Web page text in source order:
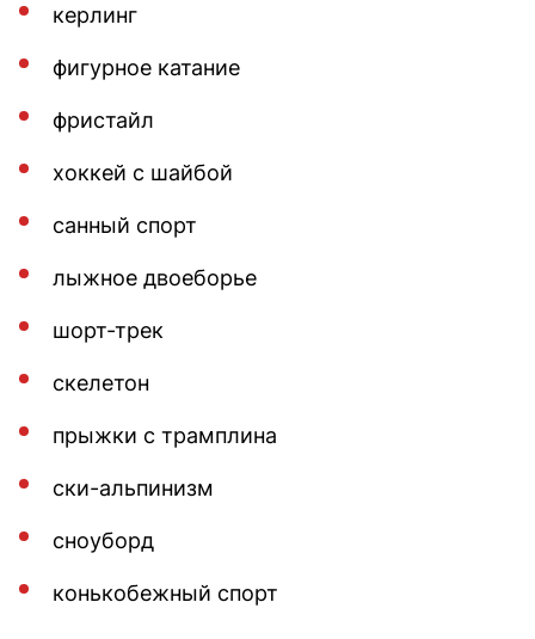
керлинг
фигурное катание
фристайл
хоккей с шайбой
санный спорт
лыжное двоеборье
шорт-трек
скелетон
прыжки с трамплина
ски-альпинизм
сноуборд
конькобежный спорт